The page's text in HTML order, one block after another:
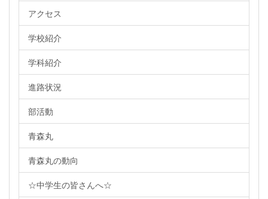
アクセス
学校紹介
学科紹介
進路状況
部活動
青森丸
青森丸の動向
☆中学生の皆さんへ☆